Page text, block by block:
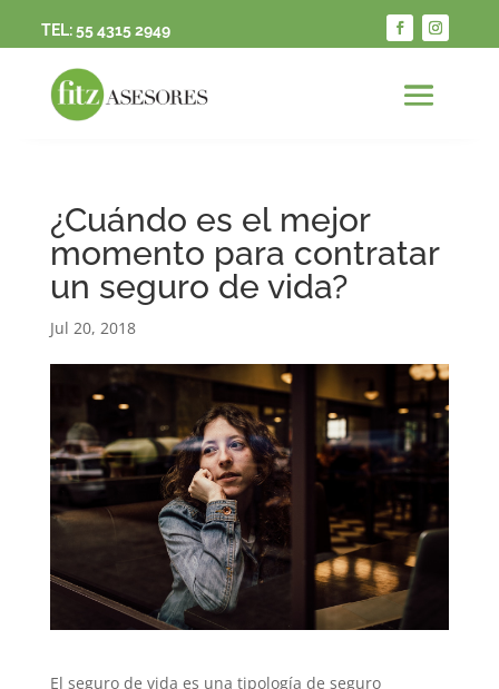
TEL:55 4315 2949
¿Cuándo es el mejor
momento para contratar
un seguro de vida?
Jul 20, 2018
El seguro de vida es una tipología de seguro